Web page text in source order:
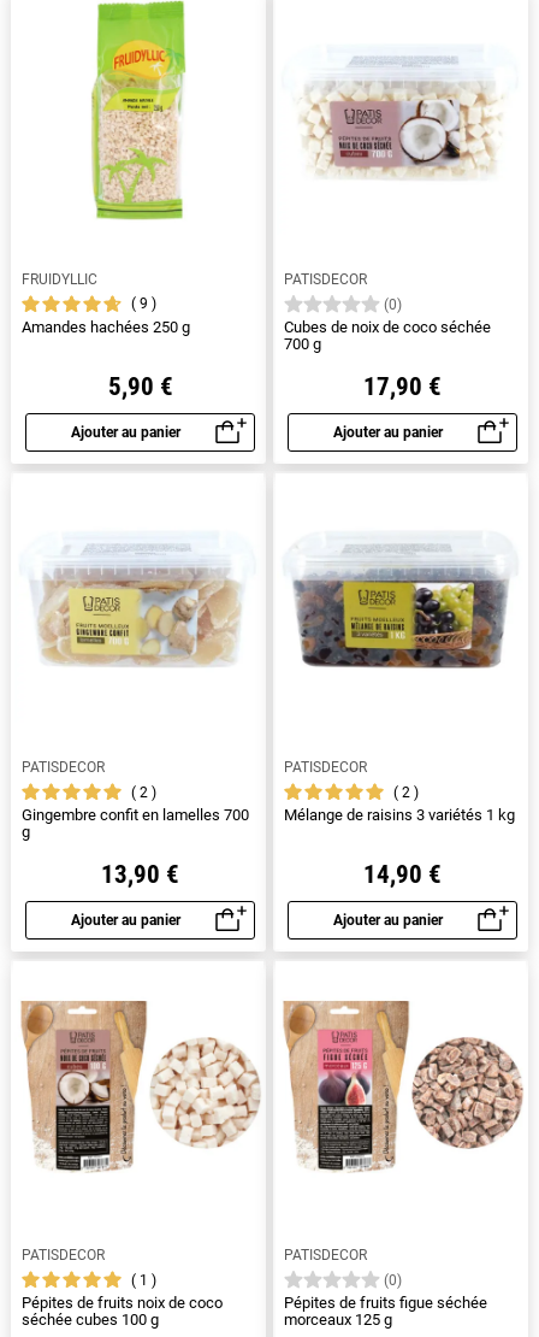
FRUIDYLLIC
9
Amandes hachées 250 g
5,90 €
Ajouter au panier
Aperçu rapide
PATISDECOR
(0)
Cubes de noix de coco séchée
700 g
17,90 €
Ajouter au panier
Aperçu rapide
PATISDECOR
2
Gingembre confit en lamelles 700
g
13,90 €
Ajouter au panier
Aperçu rapide
PATISDECOR
2
Mélange de raisins 3 variétés 1 kg
14,90 €
Ajouter au panier
Aperçu rapide
PATISDECOR
1
Pépites de fruits noix de coco
séchée cubes 100 g
PATISDECOR
(0)
Pépites de fruits figue séchée
morceaux 125 g